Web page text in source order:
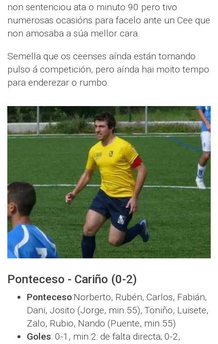
non sentenciou ata o minuto 90 pero tivo
numerosas ocasións para facelo ante un Cee que
non amosaba a súa mellor cara.
Semella que os ceenses aínda están tomando
pulso á competición, pero aínda hai moito tempo
para enderezar o rumbo.
Ponteceso - Cariño (0-2)
Ponteceso:Norberto, Rubén, Carlos, Fabián,
Dani, Josito (Jorge, min.55), Toniño, Luisete,
Zalo, Rubio, Nando (Puente, min.55)
Goles: 0-1, min.2: de falta directa; 0-2,